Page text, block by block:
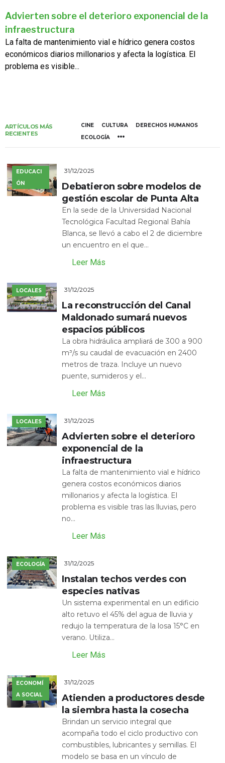
Advierten sobre el deterioro exponencial de la
infraestructura
La falta de mantenimiento vial e hídrico genera costos
económicos diarios millonarios y afecta la logística. El
problema es visible...
ARTÍCULOS MÁS
RECIENTES
CINE CULTURA
DERECHOS HUMANOS
ECOLOGÍA
EDUCACI
ÓN
31/12/2025
Debatieron sobre modelos de
gestión escolar de Punta Alta
En la sede de la Universidad Nacional
Tecnológica Facultad Regional Bahía
Blanca, se llevó a cabo el 2 de diciembre
un encuentro en el que...
Leer Más
LOCALES 31/12/2025
La reconstrucción del Canal
Maldonado sumará nuevos
espacios públicos
La obra hidráulica ampliará de 300 a 900
m³/s su caudal de evacuación en 2400
metros de traza. Incluye un nuevo
puente, sumideros y el...
Leer Más
LOCALES 31/12/2025
Advierten sobre el deterioro
exponencial de la
infraestructura
La falta de mantenimiento vial e hídrico
genera costos económicos diarios
millonarios y afecta la logística. El
problema es visible tras las lluvias, pero
no...
Leer Más
ECOLOGÍA 31/12/2025
Instalan techos verdes con
especies nativas
Un sistema experimental en un edificio
alto retuvo el 45% del agua de lluvia y
redujo la temperatura de la losa 15°C en
verano. Utiliza...
Leer Más
ECONOMÍ
A SOCIAL
31/12/2025
Atienden a productores desde
la siembra hasta la cosecha
Brindan un servicio integral que
acompaña todo el ciclo productivo con
combustibles, lubricantes y semillas. El
modelo se basa en un vínculo de